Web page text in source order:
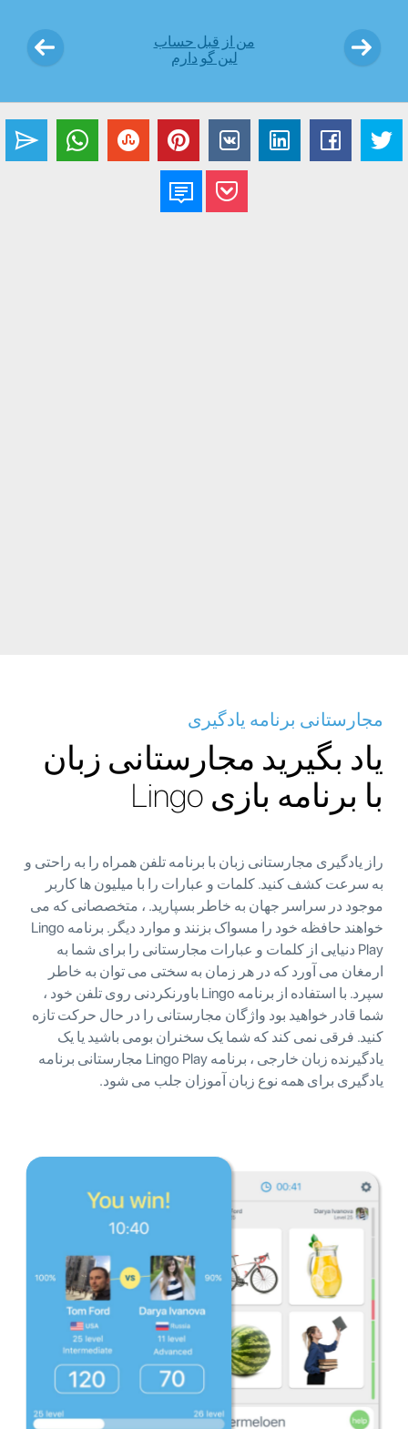
من از قبل حساب
لین ‌گو دارم
مجارستانی برنامه یادگیری
یاد بگیرید مجارستانی زبان
با برنامه بازی Lingo
راز یادگیری مجارستانی زبان با برنامه تلفن همراه را به راحتی و
به سرعت کشف کنید. کلمات و عبارات را با میلیون ها کاربر
موجود در سراسر جهان به خاطر بسپارید. ، متخصصانی که می
خواهند حافظه خود را مسواک بزنند و موارد دیگر. برنامه Lingo
Play دنیایی از کلمات و عبارات مجارستانی را برای شما به
ارمغان می آورد که در هر زمان به سختی می توان به خاطر
سپرد. با استفاده از برنامه Lingo باورنکردنی روی تلفن خود ،
شما قادر خواهید بود واژگان مجارستانی را در حال حرکت تازه
کنید. فرقی نمی کند که شما یک سخنران بومی باشید یا یک
یادگیرنده زبان خارجی ، برنامه Lingo Play مجارستانی برنامه
یادگیری برای همه نوع زبان آموزان جلب می شود.